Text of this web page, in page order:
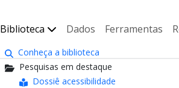
Biblioteca
Conheça a biblioteca
Pesquisas em destaque
Dossiê acessibilidade
Dados Ferramentas